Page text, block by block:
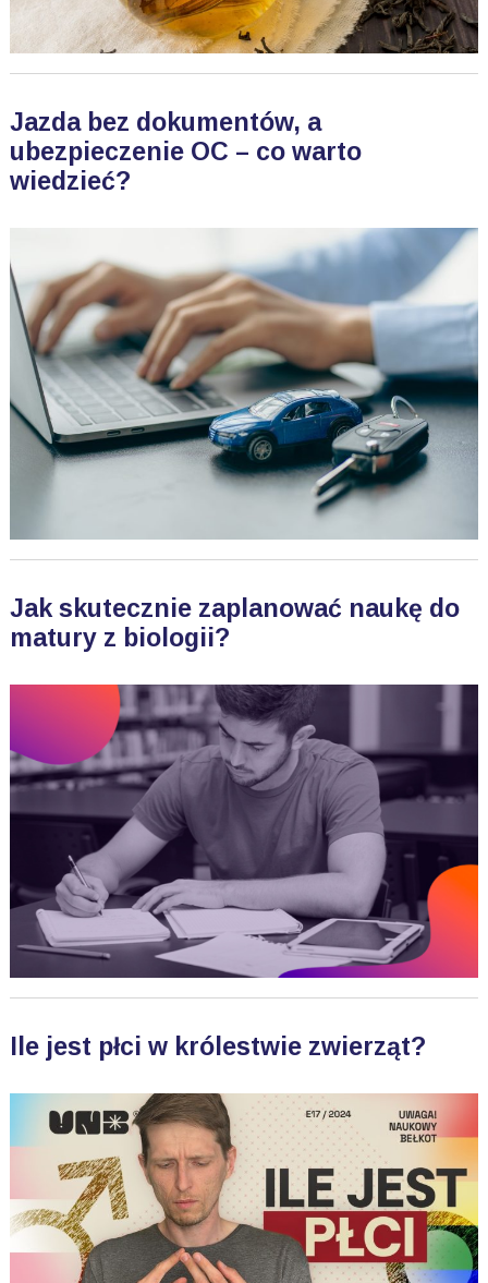
Jazda bez dokumentów, a
ubezpieczenie OC – co warto
wiedzieć?
Jak skutecznie zaplanować naukę do
matury z biologii?
Ile jest płci w królestwie zwierząt?